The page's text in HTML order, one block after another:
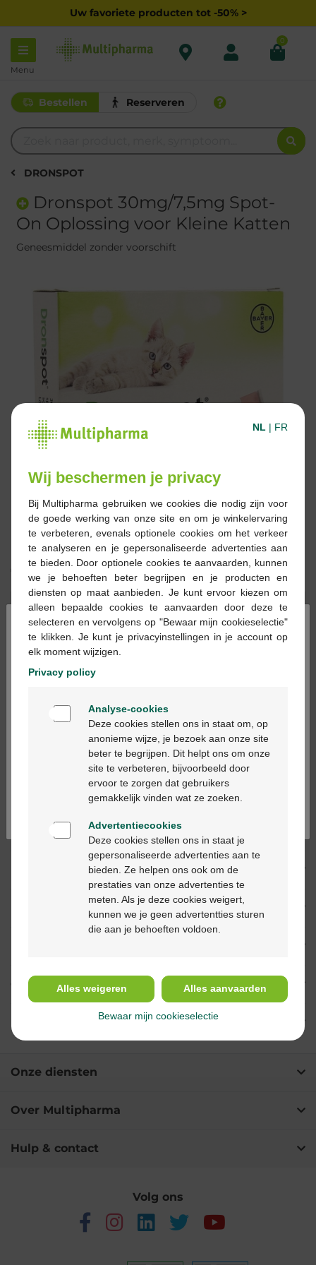
Uw favoriete producten tot -50% >
Menu
0
Bestellen Reserveren
DRONSPOT
Dronspot 30mg/7,5mg Spot-
On Oplossing voor Kleine Katten
Geneesmiddel zonder voorschift
€ 20,60
Bestellen Reserveren
Voorraad uitgeput
Op werkdagen vóór 12u besteld, volgende
levering in je Multipharma apotheek
levering thuis vanaf €55
betalen
Klantendienstvia chat ofcontactformulier
Productbeschrijving
Eigenschappen
Gebruik
Onze diensten
Over Multipharma
Hulp & contact
Volg ons
×
Bienvenue
Ga verder in het nederlands
Continuez en français
NL | FR
Wij beschermen je privacy
Bij Multipharma gebruiken we cookies die nodig zijn voor
de goede werking van onze site en om je winkelervaring
te verbeteren, evenals optionele cookies om het verkeer
te analyseren en je gepersonaliseerde advertenties aan
te bieden. Door optionele cookies te aanvaarden, kunnen
we je behoeften beter begrijpen en je producten en
diensten op maat aanbieden. Je kunt ervoor kiezen om
alleen bepaalde cookies te aanvaarden door deze te
selecteren en vervolgens op "Bewaar mijn cookieselectie"
te klikken. Je kunt je privacyinstellingen in je account op
elk moment wijzigen.
Privacy policy
Analyse-cookies
Deze cookies stellen ons in staat om, op
anonieme wijze, je bezoek aan onze site
beter te begrijpen. Dit helpt ons om onze
site te verbeteren, bijvoorbeeld door
ervoor te zorgen dat gebruikers
gemakkelijk vinden wat ze zoeken.
Advertentiecookies
Deze cookies stellen ons in staat je
gepersonaliseerde advertenties aan te
bieden. Ze helpen ons ook om de
prestaties van onze advertenties te
meten. Als je deze cookies weigert,
kunnen we je geen advertentties sturen
die aan je behoeften voldoen.
Alles weigeren Alles aanvaarden
Bewaar mijn cookieselectie